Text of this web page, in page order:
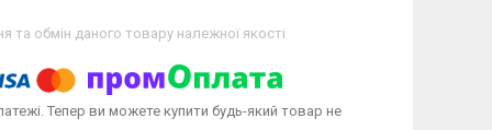
обмін даного товару належної якості
Тепер ви можете купити будь-який товар не